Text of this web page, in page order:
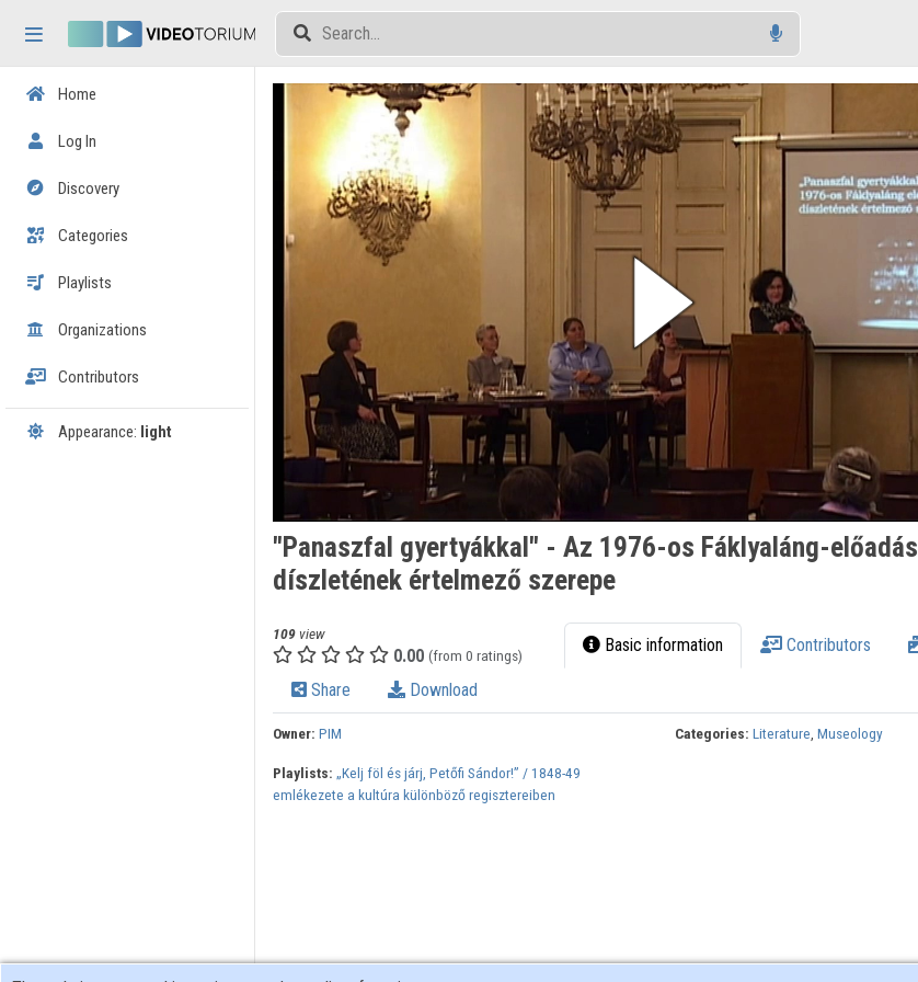
Home
Log In
Discovery
Categories
Playlists
Organizations
Contributors
Appearance: light
"Panaszfal gyertyákkal" - Az 1976-os Fáklyaláng-előadás
díszletének értelmező szerepe
109view
0.00 (from 0 ratings) Basic information Contributors
Share Download
Owner: PIM Categories: Literature,Museology
Playlists: „Kelj föl és járj, Petőfi Sándor!” / 1848-49
emlékezete a kultúra különböző regisztereiben